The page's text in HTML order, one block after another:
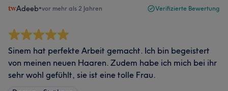
Adeeb•vor mehr als 2 Jahren Verifizierte Bewertung
Sinem hat perfekte Arbeit gemacht. Ich bin begeistert
von meinen neuen Haaren. Zudem habe ich mich bei ihr
sehr wohl gefühlt, sie ist eine tolle Frau.